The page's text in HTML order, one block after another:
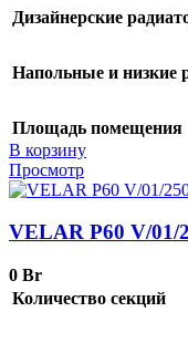
Дизайнерские
Напольные и низкие
Площадь помещения
В корзину
Просмотр
VELAR P60 V/01/
0 Br
Количество секций